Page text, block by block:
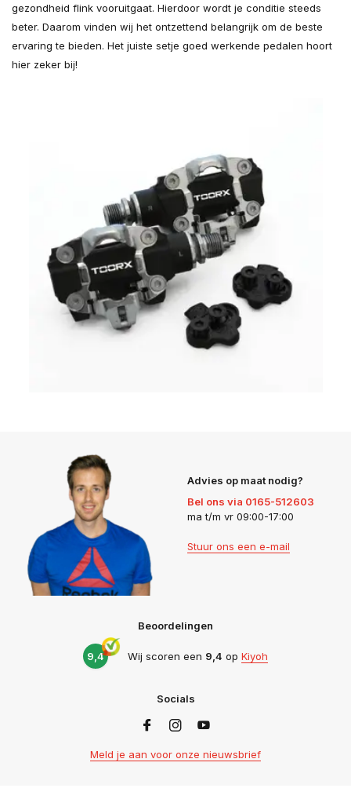
gezondheid flink vooruitgaat. Hierdoor wordt je conditie steeds
beter. Daarom vinden wij het ontzettend belangrijk om de beste
ervaring te bieden. Het juiste setje goed werkende pedalen hoort
hier zeker bij!
Advies op maat nodig?
Bel ons via 0165-512603
ma t/m vr 09:00-17:00
Stuur ons een e-mail
Beoordelingen
9,4 Wij scoren een 9,4 op Kiyoh
Socials
Meld je aan voor onze nieuwsbrief